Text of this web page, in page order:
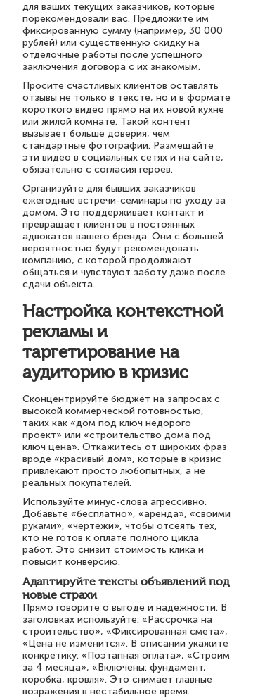
для ваших текущих заказчиков, которые
порекомендовали вас. Предложите им
фиксированную сумму (например, 30 000
рублей) или существенную скидку на
отделочные работы после успешного
заключения договора с их знакомым.
Просите счастливых клиентов оставлять
отзывы не только в тексте, но и в формате
короткого видео прямо на их новой кухне
или жилой комнате. Такой контент
вызывает больше доверия, чем
стандартные фотографии. Размещайте
эти видео в социальных сетях и на сайте,
обязательно с согласия героев.
Организуйте для бывших заказчиков
ежегодные встречи-семинары по уходу за
домом. Это поддерживает контакт и
превращает клиентов в постоянных
адвокатов вашего бренда. Они с большей
вероятностью будут рекомендовать
компанию, с которой продолжают
общаться и чувствуют заботу даже после
сдачи объекта.
Настройка контекстной
рекламы и
таргетирование на
аудиторию в кризис
Сконцентрируйте бюджет на запросах с
высокой коммерческой готовностью,
таких как «дом под ключ недорого
проект» или «строительство дома под
ключ цена». Откажитесь от широких фраз
вроде «красивый дом», которые в кризис
привлекают просто любопытных, а не
реальных покупателей.
Используйте минус-слова агрессивно.
Добавьте «бесплатно», «аренда», «своими
руками», «чертежи», чтобы отсеять тех,
кто не готов к оплате полного цикла
работ. Это снизит стоимость клика и
повысит конверсию.
Адаптируйте тексты объявлений под
новые страхи
Прямо говорите о выгоде и надежности. В
заголовках используйте: «Рассрочка на
строительство», «Фиксированная смета»,
«Цена не изменится». В описании укажите
конкретику: «Поэтапная оплата», «Строим
за 4 месяца», «Включены: фундамент,
коробка, кровля». Это снимает главные
возражения в нестабильное время.